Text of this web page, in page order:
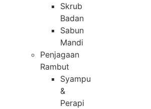
Skrub
Badan
Sabun
Mandi
Penjagaan
Rambut
Syampu
&
Perapi